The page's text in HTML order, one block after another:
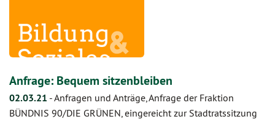
Anfrage: Bequem sitzenbleiben
02.03.21 -Anfragen und Anträge, Anfrage der Fraktion
BÜNDNIS 90/DIE GRÜNEN, eingereicht zur Stadtratssitzung